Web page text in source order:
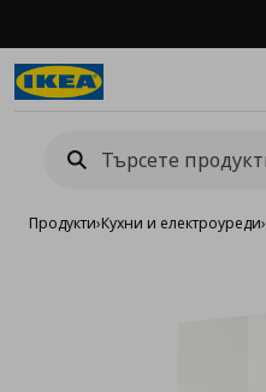
Продукти›Кухни и електроуреди›